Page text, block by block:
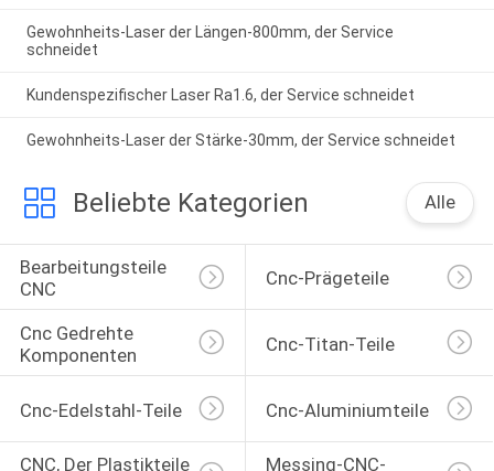
Gewohnheits-Laser der Längen-800mm, der Service
schneidet
Kundenspezifischer Laser Ra1.6, der Service schneidet
Gewohnheits-Laser der Stärke-30mm, der Service schneidet
Beliebte Kategorien Alle
Bearbeitungsteile
CNC
Cnc-Prägeteile
Cnc Gedrehte
Komponenten
Cnc-Titan-Teile
Cnc-Edelstahl-Teile Cnc-Aluminiumteile
CNC, Der Plastikteile Messing-CNC-